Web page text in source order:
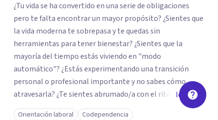
¿Tu vida se ha convertido en una serie de obligaciones
pero te falta encontrar un mayor propósito? ¿Sientes que
la vida moderna te sobrepasa y te quedas sin
herramientas para tener bienestar? ¿Sientes que la
mayoría del tiempo estás viviendo en "modo
automático"? ¿Estás experimentando una transición
personal o profesional importante y no sabes cómo
atravesarla? ¿Te sientes abrumado/a con el ritmo de tu
día a día y te preguntas si hay una mejor manera de vivir?
leer más
Orientación laboral Codependencia